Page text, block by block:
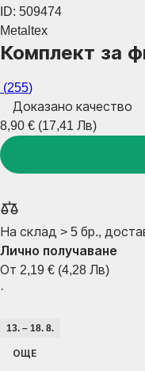
ID: 509474
Metaltex
Комплект за
(255)
Доказано качество
8,90 € (17,41 Лв)
На склад > 5 бр.,
Лично получаване
От 2,19 € (4,28 Лв)
·
13. – 18. 8.
ОЩЕ